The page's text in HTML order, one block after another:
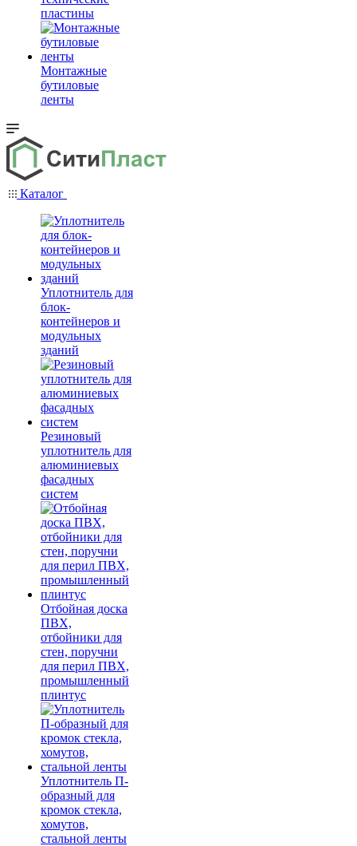
пластины
Монтажные
бутиловые
ленты
Каталог
Уплотнитель для
блок-
контейнеров и
модульных
зданий
Резиновый
уплотнитель для
алюминиевых
фасадных
систем
Отбойная доска
ПВХ,
отбойники для
стен, поручни
для перил ПВХ,
промышленный
плинтус
Уплотнитель П-
образный для
кромок стекла,
хомутов,
стальной ленты